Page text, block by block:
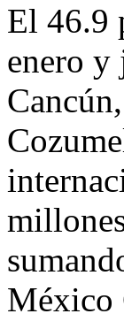
El 46.9
enero y
México